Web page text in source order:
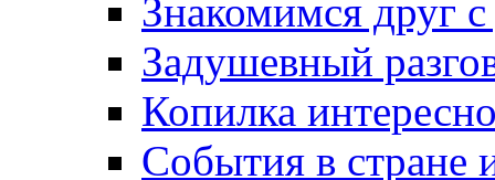
Знакомимся друг
Задушевный
Копилка
События в стране